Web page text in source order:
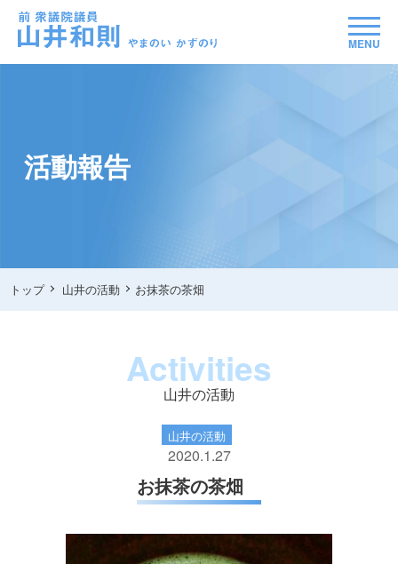
MENU
活動報告
トップ 山井の活動 お抹茶の茶畑
Activities
山井の活動
山井の活動
2020.1.27
お抹茶の茶畑